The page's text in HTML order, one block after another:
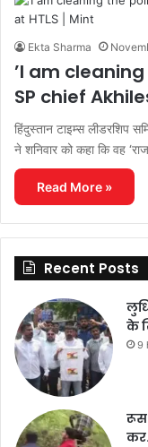
Ekta Sharma
’I am
SP chief
हिंदुस्तान टाइम्स लीडरशिप
ने शनिवार को कहा कि वह
Read More »
Recent Posts
के
9
रूस